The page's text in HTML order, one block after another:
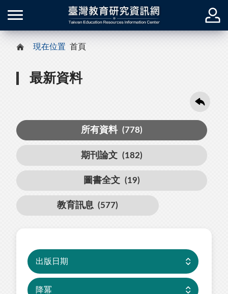
現在位置 首頁
最新資料
所有資料 (778)
期刊論文 (182)
圖書全文 (19)
教育訊息 (577)